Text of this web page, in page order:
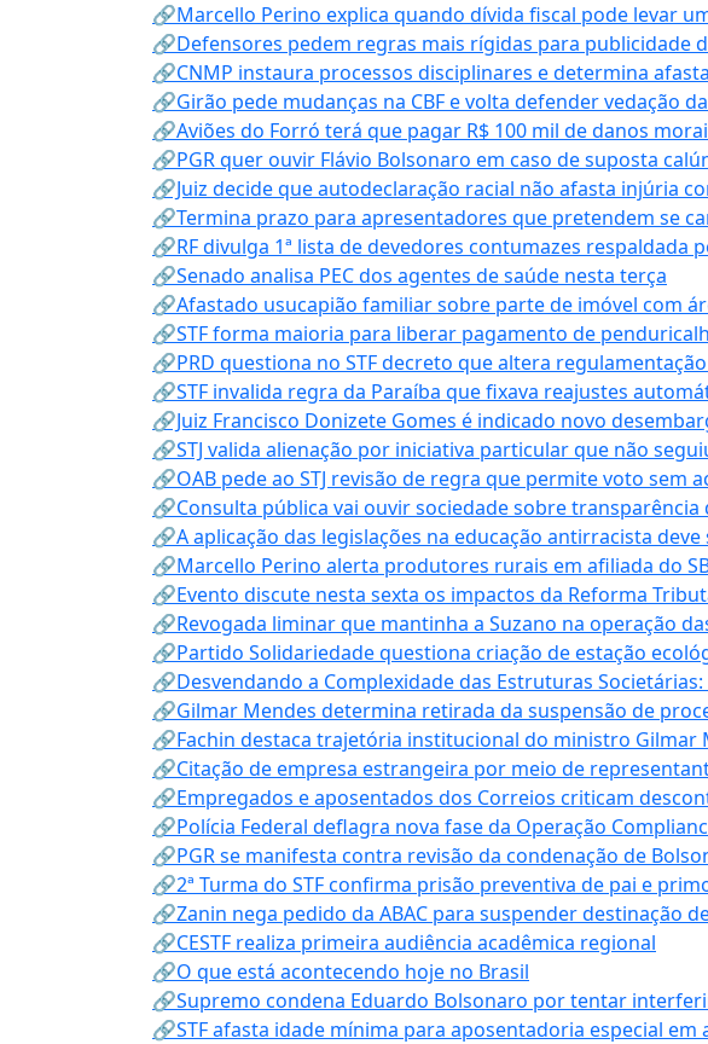
🔗Marcello Perino explica quando dívida fiscal pode levar
🔗Defensores pedem regras mais rígidas para publicidade
🔗CNMP instaura processos disciplinares e determina
🔗Girão pede mudanças na CBF e volta defender vedação
🔗Aviões do Forró terá que pagar R$ 100 mil de danos
🔗PGR quer ouvir Flávio Bolsonaro em caso de suposta
🔗Juiz decide que autodeclaração racial não afasta injúria
🔗Termina prazo para apresentadores que pretendem se
🔗RF divulga 1ª lista de devedores contumazes respaldada
🔗Senado analisa PEC dos agentes de saúde nesta terça
🔗Afastado usucapião familiar sobre parte de imóvel com
🔗STF forma maioria para liberar pagamento de
🔗PRD questiona no STF decreto que altera
🔗STF invalida regra da Paraíba que fixava reajustes
🔗Juiz Francisco Donizete Gomes é indicado novo
🔗STJ valida alienação por iniciativa particular que não
🔗OAB pede ao STJ revisão de regra que permite voto sem
🔗Consulta pública vai ouvir sociedade sobre
🔗A aplicação das legislações na educação antirracista
🔗Marcello Perino alerta produtores rurais em afiliada do
🔗Evento discute nesta sexta os impactos da Reforma
🔗Revogada liminar que mantinha a Suzano na operação
🔗Partido Solidariedade questiona criação de estação
🔗Desvendando a Complexidade das Estruturas
🔗Gilmar Mendes determina retirada da suspensão de
🔗Fachin destaca trajetória institucional do ministro Gilmar
🔗Citação de empresa estrangeira por meio de
🔗Empregados e aposentados dos Correios criticam
🔗Polícia Federal deflagra nova fase da Operação
🔗PGR se manifesta contra revisão da condenação de
🔗2ª Turma do STF confirma prisão preventiva de pai e
🔗Zanin nega pedido da ABAC para suspender destinação
🔗CESTF realiza primeira audiência acadêmica regional
🔗O que está acontecendo hoje no Brasil
🔗Supremo condena Eduardo Bolsonaro por tentar
🔗STF afasta idade mínima para aposentadoria especial em